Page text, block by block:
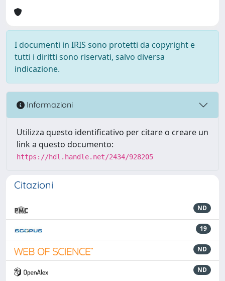
I documenti in IRIS sono protetti da copyright e
tutti i diritti sono riservati, salvo diversa
indicazione.
Informazioni
Utilizza questo identificativo per citare o creare un
link a questo documento:
https://hdl.handle.net/2434/928205
Citazioni
ND
19
ND
ND